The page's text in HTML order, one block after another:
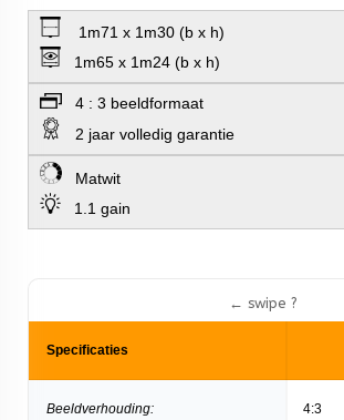
1m71 x 1m30 (b x h)
1m65 x 1m24 (b x h)
4 : 3 beeldformaat
2 jaar volledig garantie
Matwit
1.1 gain
Specificaties
Beeldverhouding: 4:3